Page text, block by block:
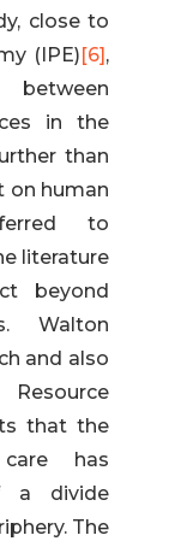
close to
(IPE)[6],
between
in the
than
on human
to
literature
beyond
Walton
and also
that the
has
a divide
The